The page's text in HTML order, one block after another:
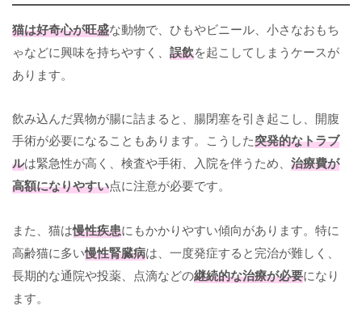
猫は好奇心が旺盛な動物で、ひもやビニール、小さなおもち
ゃなどに興味を持ちやすく、 誤飲を起こしてしまうケースが
あります。
飲み込んだ異物が腸に詰まると、腸閉塞を引き起こし、開腹
手術が必要になることもあります。こうした突発的なトラブ
ルは緊急性が高く、検査や手術、入院を伴うため、 治療費が
高額になりやすい点に注意が必要です。
また、猫は慢性疾患にもかかりやすい傾向があります。特に
高齢猫に多い慢性腎臓病は、一度発症すると完治が難しく、
長期的な通院や投薬、点滴などの継続的な治療が必要になり
ます。